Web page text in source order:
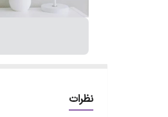
نظرات